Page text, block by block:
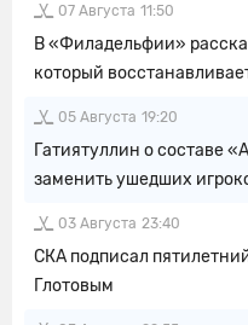
07 Августа 11:50
В «Филадельфии»
который
05 Августа 19:20
Гатиятуллин о составе
заменить ушедших
03 Августа 23:40
СКА подписал
Глотовым